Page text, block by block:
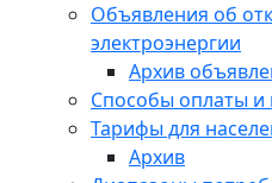
Объявления об
электроэнергии
Архив
Способы оплаты и
Тарифы для
Архив